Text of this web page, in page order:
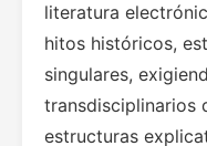
literatura
hitos históricos,
singulares,
transdisciplinarios
estructuras